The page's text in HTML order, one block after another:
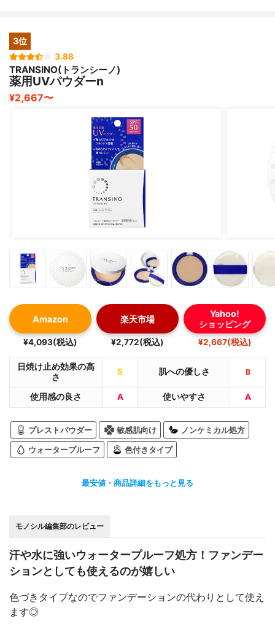
長い時間外にいる時に手軽に日焼け止めをつけれて便利で
した。
付けたあとはサラサラっとした肌になるのもよかった
(*^^*)
3位
3.88
TRANSINO(トランシーノ)
薬用UVパウダーn
¥2,667〜
Amazon
¥4,093(税込)
楽天市場
¥2,772(税込)
Yahoo!
ショッピング
¥2,667(税込)
日焼け止め効果の高
さ
S 肌への優しさ B
使用感の良さ A 使いやすさ A
プレストパウダー 敏感肌向け ノンケミカル処方
ウォータープルーフ 色付きタイプ
最安値・商品詳細をもっと見る
モノシル編集部のレビュー
汗や水に強いウォータープルーフ処方！ファンデー
ションとしても使えるのが嬉しい
色づきタイプなのでファンデーションの代わりとして使え
ます◎